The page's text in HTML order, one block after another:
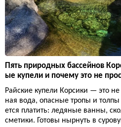
Пять природных бассейнов
ые купели и почему это не
Райские купели Корсики — это
ная вода, опасные тропы и
ется платить: ледяные ванны,
сметики. Готовы нырнуть в